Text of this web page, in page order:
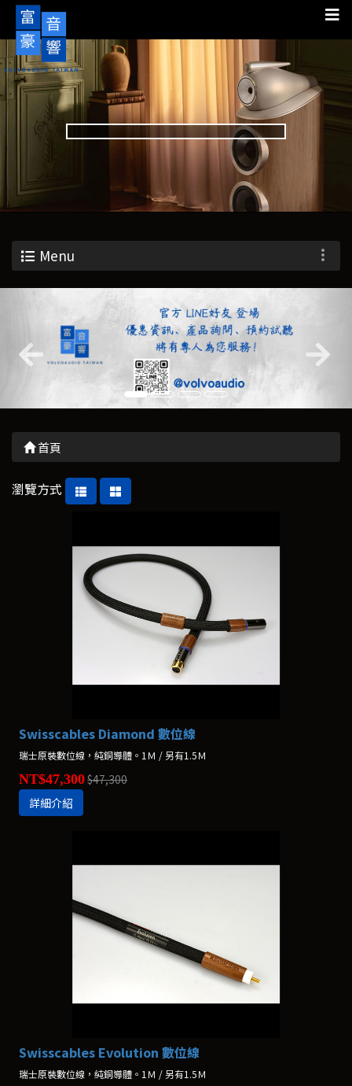
Menu
首頁
瀏覽方式
Swisscables Diamond 數位線
瑞士原裝數位線，純銅導體。1Ｍ / 另有1.5Ｍ
NT$47,300$47,300
詳細介紹
Swisscables Evolution 數位線
瑞士原裝數位線，純銅導體。1Ｍ / 另有1.5Ｍ